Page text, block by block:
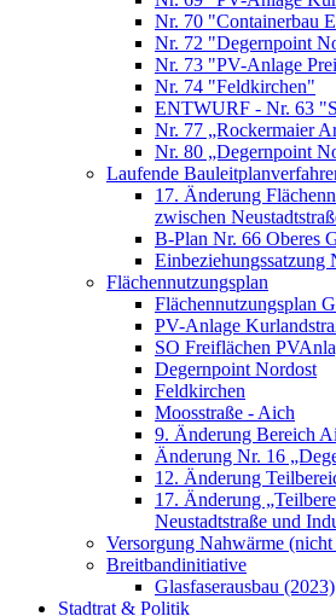
Nr. 70 "Containerbau
Nr. 72 "Degernpoint
Nr. 73 "PV-Anlage
Nr. 74 "Feldkirchen"
ENTWURF - Nr. 63
Nr. 77 „Rockermaier
Nr. 80 „Degernpoint
Laufende
17. Änderung
zwischen
B-Plan Nr. 66 Oberes
Einbeziehungssatzung
Flächennutzungsplan
Flächennutzungsplan
PV-Anlage
SO Freiflächen
Degernpoint Nordost
Feldkirchen
Moosstraße - Aich
9. Änderung Bereich
Änderung Nr. 16
12. Änderung
17. Änderung
Neustadtstraße und
Versorgung Nahwärme
Breitbandinitiative
Glasfaserausbau (2023)
Stadtrat & Politik